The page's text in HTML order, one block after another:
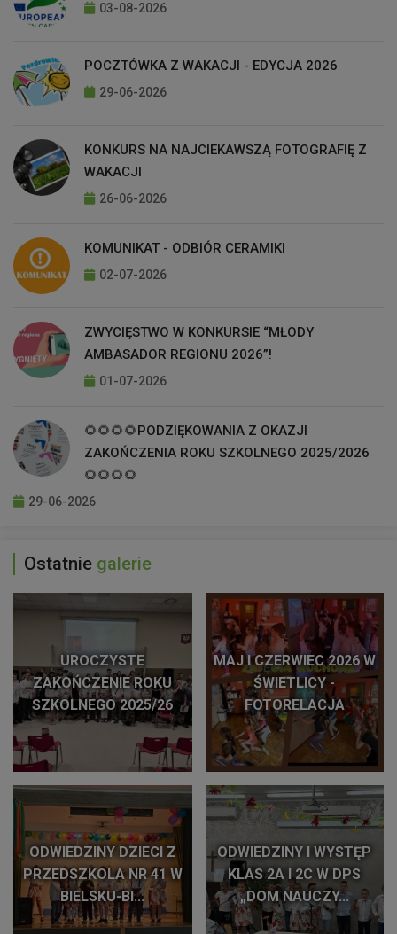
03-08-2026
POCZTÓWKA Z WAKACJI - EDYCJA 2026
29-06-2026
KONKURS NA NAJCIEKAWSZĄ FOTOGRAFIĘ Z
WAKACJI
26-06-2026
KOMUNIKAT - ODBIÓR CERAMIKI
02-07-2026
ZWYCIĘSTWO W KONKURSIE “MŁODY
AMBASADOR REGIONU 2026”!
01-07-2026
🌻🌻🌻🌻PODZIĘKOWANIA Z OKAZJI
ZAKOŃCZENIA ROKU SZKOLNEGO 2025/2026
🌻🌻🌻🌻
29-06-2026
Ostatnie galerie
UROCZYSTE
ZAKOŃCZENIE ROKU
SZKOLNEGO 2025/26
MAJ I CZERWIEC 2026 W
ŚWIETLICY -
FOTORELACJA
ODWIEDZINY DZIECI Z
PRZEDSZKOLA NR 41 W
BIELSKU-BI...
ODWIEDZINY I WYSTĘP
KLAS 2A I 2C W DPS
„DOM NAUCZY...